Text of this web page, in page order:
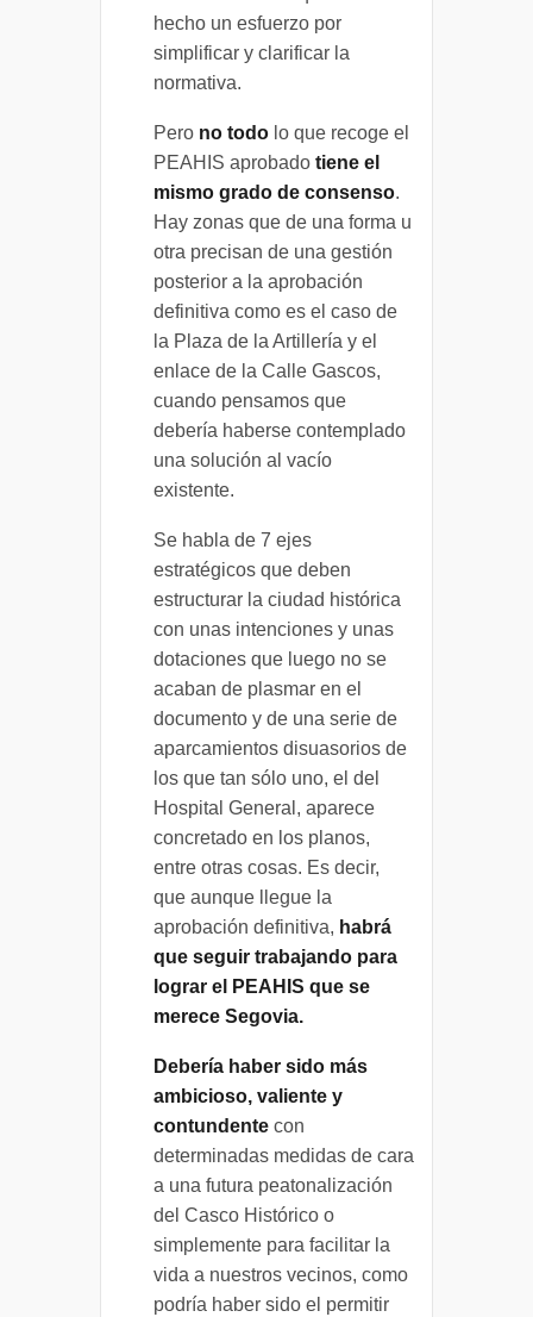
hecho un esfuerzo por
simplificar y clarificar la
normativa.
Pero no todo lo que recoge el
PEAHIS aprobado tiene el
mismo grado de consenso.
Hay zonas que de una forma u
otra precisan de una gestión
posterior a la aprobación
definitiva como es el caso de
la Plaza de la Artillería y el
enlace de la Calle Gascos,
cuando pensamos que
debería haberse contemplado
una solución al vacío
existente.
Se habla de 7 ejes
estratégicos que deben
estructurar la ciudad histórica
con unas intenciones y unas
dotaciones que luego no se
acaban de plasmar en el
documento y de una serie de
aparcamientos disuasorios de
los que tan sólo uno, el del
Hospital General, aparece
concretado en los planos,
entre otras cosas. Es decir,
que aunque llegue la
aprobación definitiva, habrá
que seguir trabajando para
lograr el PEAHIS que se
merece Segovia.
Debería haber sido más
ambicioso, valiente y
contundente con
determinadas medidas de cara
a una futura peatonalización
del Casco Histórico o
simplemente para facilitar la
vida a nuestros vecinos, como
podría haber sido el permitir